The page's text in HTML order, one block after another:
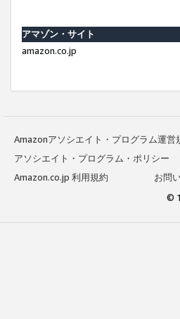
アマゾン・サイト
amazon.co.jp
Amazonアソシエイト・プログラム運営
アソシエイト・プログラム・ポリシー
Amazon.co.jp 利用規約
お問
©